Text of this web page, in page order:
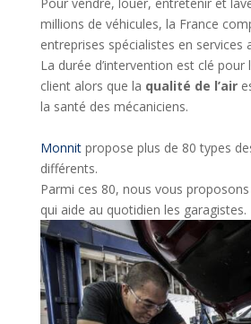
millions de véhicules, la France
entreprises spécialistes en services
La durée d’intervention est clé
client alors que la qualité de l’air
la santé des mécaniciens.
Monnit propose plus de 80 types
différents.
Parmi ces 80, nous vous proposons
qui aide au quotidien les garagistes.